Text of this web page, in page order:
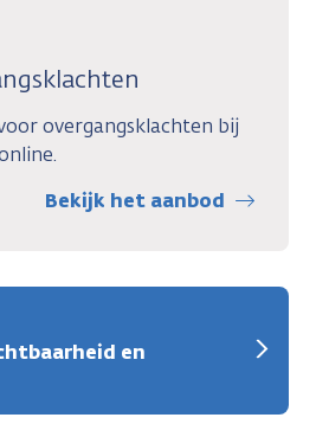
overgangsklachten bij
Bekijk het aanbod
en